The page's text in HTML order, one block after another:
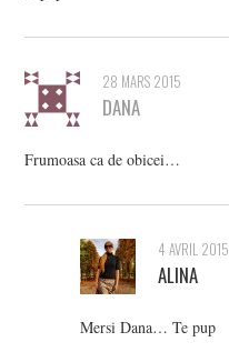
28 MARS 2015
DANA
Frumoasa ca de obicei…
4 AVRIL 2015
ALINA
Mersi Dana… Te pup